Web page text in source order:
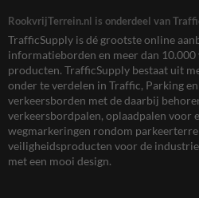
RookvrijTerrein.nl is onderdeel van
TrafficSupply is dé grootste online
informatieborden en meer dan
producten. TrafficSupply bestaat uit
onder te verdelen in Traffic, Parking
verkeersborden met de daarbij
verkeersbordpalen, oplaadpalen voor
wegmarkeringen rondom
veiligheidsproducten voor de
met een mooi design.